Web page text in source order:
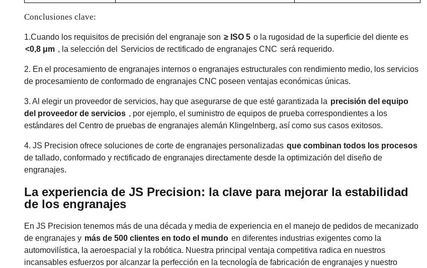
Conclusiones clave:
1.Cuando los requisitos de precisión del engranaje son ≥ ISO 5 o la rugosidad de la superficie del diente es
<0,8 μm , la selección del Servicios de rectificado de engranajes CNC será requerido.
2. En el procesamiento de engranajes internos o engranajes estructurales con rendimiento medio, los servicios
de procesamiento de conformado de engranajes CNC poseen ventajas económicas únicas.
3. Al elegir un proveedor de servicios, hay que asegurarse de que esté garantizada la precisión del equipo
del proveedor de servicios , por ejemplo, el suministro de equipos de prueba correspondientes a los
estándares del Centro de pruebas de engranajes alemán Klingelnberg, así como sus casos exitosos.
4. JS Precision ofrece soluciones de corte de engranajes personalizadas que combinan todos los procesos
de tallado, conformado y rectificado de engranajes directamente desde la optimización del diseño de
engranajes.
La experiencia de JS Precision: la clave para mejorar la estabilidad
de los engranajes
En JS Precision tenemos más de una década y media de experiencia en el manejo de pedidos de mecanizado
de engranajes y más de 500 clientes en todo el mundo en diferentes industrias exigentes como la
automovilística, la aeroespacial y la robótica. Nuestra principal ventaja competitiva radica en nuestros
incansables esfuerzos por alcanzar la perfección en la tecnología de fabricación de engranajes y nuestro